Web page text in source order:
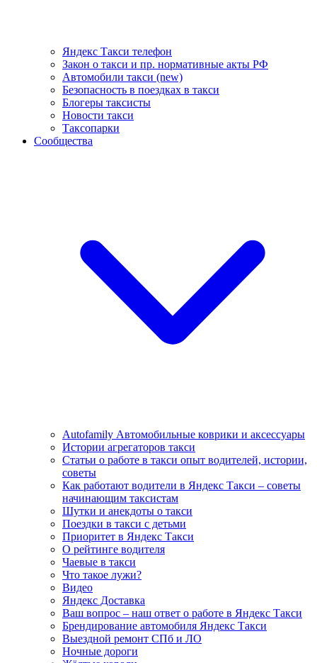
Яндекс Такси телефон
Закон о такси и пр. нормативные акты РФ
Автомобили такси (new)
Безопасность в поездках в такси
Блогеры таксисты
Новости такси
Таксопарки
Сообщества
Autofamily Автомобильные коврики и аксессуары
Истории агрегаторов такси
Статьи о работе в такси опыт водителей, истории,
советы
Как работают водители в Яндекс Такси – советы
начинающим таксистам
Шутки и анекдоты о такси
Поездки в такси с детьми
Приоритет в Яндекс Такси
О рейтинге водителя
Чаевые в такси
Что такое лужи?
Видео
Яндекс Доставка
Ваш вопрос – наш ответ о работе в Яндекс Такси
Брендирование автомобиля Яндекс Такси
Выездной ремонт СПб и ЛО
Ночные дороги